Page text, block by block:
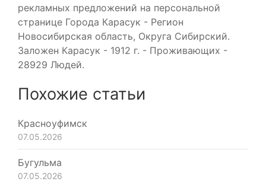
рекламных предложений на персональной
странице Города Карасук - Регион
Новосибирская область, Округа Сибирский.
Заложен Карасук - 1912 г. - Проживающих -
28929 Людей.
Похожие статьи
Красноуфимск
07.05.2026
Бугульма
07.05.2026